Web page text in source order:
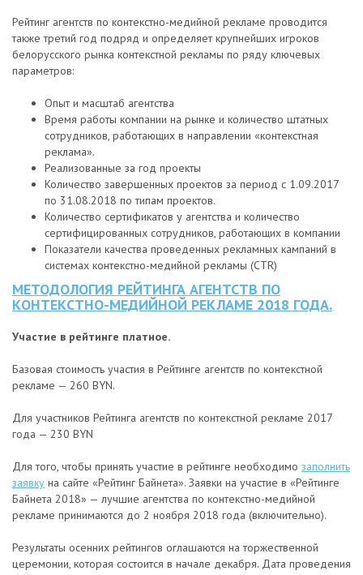
Рейтинг агентств по контекстно-медийной рекламе проводится
также третий год подряд и определяет крупнейших игроков
белорусского рынка контекстной рекламы по ряду ключевых
параметров:
Опыт и масштаб агентства
Время работы компании на рынке и количество штатных
сотрудников, работающих в направлении «контекстная
реклама».
Реализованные за год проекты
Количество завершенных проектов за период с 1.09.2017
по 31.08.2018 по типам проектов.
Количество сертификатов у агентства и количество
сертифицированных сотрудников, работающих в компании
Показатели качества проведенных рекламных кампаний в
системах контекстно-медийной рекламы (CTR)
МЕТОДОЛОГИЯ РЕЙТИНГА АГЕНТСТВ ПО
КОНТЕКСТНО-МЕДИЙНОЙ РЕКЛАМЕ 2018 ГОДА.
Участие в рейтинге платное.
Базовая стоимость участия в Рейтинге агентств по контекстной
рекламе — 260 BYN.
Для участников Рейтинга агентств по контекстной рекламе 2017
года — 230 BYN
Для того, чтобы принять участие в рейтинге необходимо заполнить
заявку на сайте «Рейтинг Байнета». Заявки на участие в «Рейтинге
Байнета 2018» — лучшие агентства по контекстно-медийной
рекламе принимаются до 2 ноября 2018 года (включительно).
Результаты осенних рейтингов оглашаются на торжественной
церемонии, которая состоится в начале декабря. Дата проведения